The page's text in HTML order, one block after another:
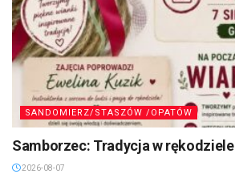
SANDOMIERZ/STASZÓW /OPATÓW
Samborzec: Tradycja w rękodziele
2026-08-07